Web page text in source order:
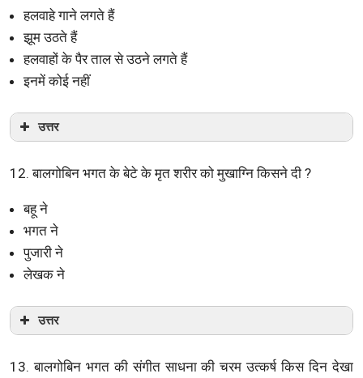
हलवाहे गाने लगते हैं
झूम उठते हैं
हलवाहों के पैर ताल से उठने लगते हैं
इनमें कोई नहीं
उत्तर
12. बालगोबिन भगत के बेटे के मृत शरीर को मुखाग्नि किसने दी ?
बहू ने
भगत ने
पुजारी ने
लेखक ने
उत्तर
13. बालगोबिन भगत की संगीत साधना की चरम उत्कर्ष किस दिन देखा